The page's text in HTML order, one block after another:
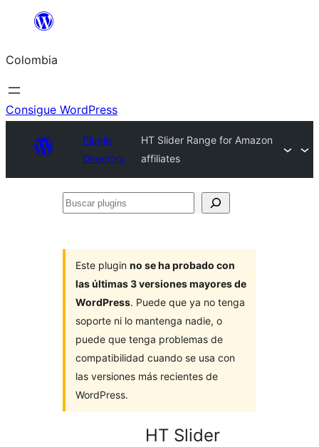
Saltar
contenido
Colombia
Consigue WordPress
Plugin
Directory
HT Slider Range for Amazon
affiliates
Buscar
Este plugin no se ha probado con
las últimas 3 versiones mayores de
WordPress. Puede que ya no tenga
soporte ni lo mantenga nadie, o
puede que tenga problemas de
compatibilidad cuando se usa con
las versiones más recientes de
WordPress.
HT Slider